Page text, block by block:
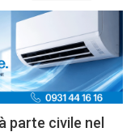
parte civile nel